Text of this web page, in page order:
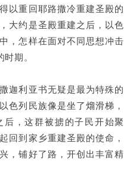
以重回耶路撒冷重建圣殿的
大约是圣殿重建之后，以色
，怎样在面对不同思想冲击
期。
迦利亚书无疑是最为特殊的
色列民族像是坐了熘滑梯，
，这群被掳的子民开始聚
回到家乡重建圣殿的使命，
，铺好了路，开创出丰富精